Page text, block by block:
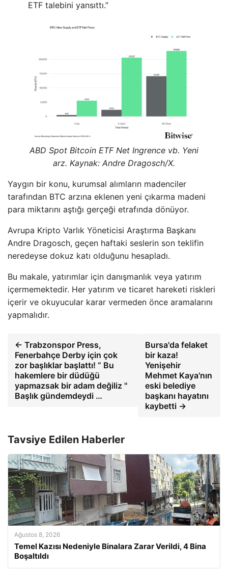
ETF talebini yansıttı.”
ABD Spot Bitcoin ETF Net Ingrence vb. Yeni
arz. Kaynak: Andre Dragosch/X.
Yaygın bir konu, kurumsal alımların madenciler
tarafından BTC arzına eklenen yeni çıkarma madeni
para miktarını aştığı gerçeği etrafında dönüyor.
Avrupa Kripto Varlık Yöneticisi Araştırma Başkanı
Andre Dragosch, geçen haftaki seslerin son teklifin
neredeyse dokuz katı olduğunu hesapladı.
Bu makale, yatırımlar için danışmanlık veya yatırım
içermemektedir. Her yatırım ve ticaret hareketi riskleri
içerir ve okuyucular karar vermeden önce aramalarını
yapmalıdır.
← Trabzonspor Press,
Fenerbahçe Derby için çok
zor başlıklar başlattı! “ Bu
hakemlere bir düdüğü
yapmazsak bir adam değiliz ''
Başlık gündemdeydi …
Bursa'da felaket
bir kaza!
Yenişehir
Mehmet Kaya'nın
eski belediye
başkanı hayatını
kaybetti →
Tavsiye Edilen Haberler
Ağustos 8, 2026
Temel Kazısı Nedeniyle Binalara Zarar Verildi, 4 Bina
Boşaltıldı